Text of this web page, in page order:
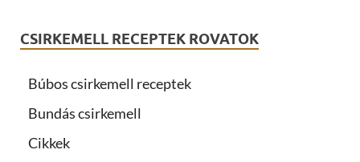
CSIRKEMELL RECEPTEK ROVATOK
Búbos csirkemell receptek
Bundás csirkemell
Cikkek